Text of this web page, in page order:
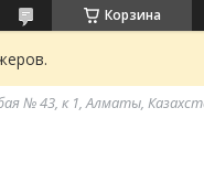
Корзина
№ 43, к 1, Алматы,